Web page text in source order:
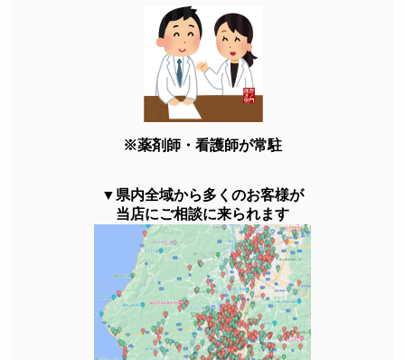
※薬剤師・看護師が常駐
▼県内全域から多くのお客様が
当店にご相談に来られます